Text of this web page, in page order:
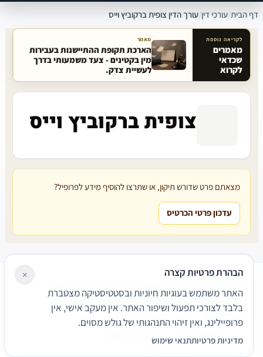
דף הבית/עורכי דין/עורך הדין צופית ברקוביץ וייס
מאמרים קשורים באתר
לקריאה נוספת
מאמרים
שכדאי
לקרוא
מאמר
הארכת תקופת ההתיישנות בעבירות
מין בקטינים - צעד משמעותי בדרך
לעשיית צדק.
צופית ברקוביץ וייס
מצאתם פרט שדורש תיקון, או שתרצו להוסיף מידע לפרופיל?
עדכון פרטי הכרטיס
שירותים משפטיים
דרושים צור קשר נגישותפרטיות
תנאי שימוש
© 2026 הפירמה. כל הזכויות שמורות.
הבהרת פרטיות קצרה
האתר משתמש בעוגיות חיוניות ובסטטיסטיקה מצטברת
בלבד לצורכי תפעול ושיפור האתר. אין מעקב אישי, אין
פרופיילינג, ואין זיהוי התנהגותי של גולש מסוים.
מדיניות פרטיותתנאי שימוש
×